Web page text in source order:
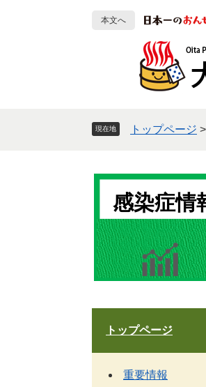
本文へ
現在地 トップページ >
感染症情
トップページ
重要情報